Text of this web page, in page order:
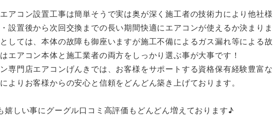
アコン設置工事は簡単そうで実は奥が深く施工者の技術力により他社
設置後から次回交換までの長い期間快適にエアコンが使えるか決まりま
しては、本体の故障も御座いますが施工不備によるガス漏れ等による
エアコン本体と施工業者の両方をしっかり選ぶ事が大事です！
専門店エアコンげんきでは、お客様をサポートする資格保有経験豊富
よりお客様からの安心と信頼をどんどん築き上げております。
嬉しい事にグーグル口コミ高評価もどんどん増えております♪